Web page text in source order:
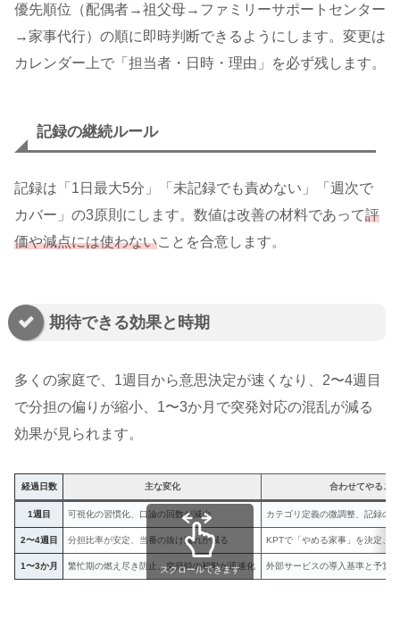
優先順位（配偶者→祖父母→ファミリーサポートセンター
→家事代行）の順に即時判断できるようにします。変更は
カレンダー上で「担当者・日時・理由」を必ず残します。
記録の継続ルール
記録は「1日最大5分」「未記録でも責めない」「週次で
カバー」の3原則にします。数値は改善の材料であって評
価や減点には使わないことを合意します。
期待できる効果と時期
多くの家庭で、1週目から意思決定が速くなり、2〜4週目
で分担の偏りが縮小、1〜3か月で突発対応の混乱が減る
効果が見られます。
経過日数 主な変化 合わせてやること
1週目 可視化の習慣化、口論の回数が減少 カテゴリ定義の微調整、記録の
2〜4週目 分担比率が安定、当番の抜け漏れが減る KPTで「やめる家事」を決定、
1〜3か月 繁忙期の燃え尽き防止、突発時の初動が迅速化 外部サービスの導入基準と予算
スクロールできます